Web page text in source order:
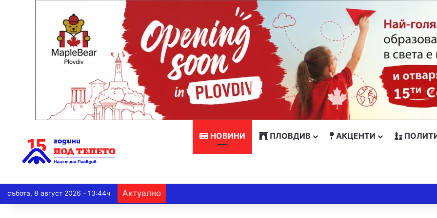
НОВИНИ ПЛОВДИВ АКЦЕНТИ
събота, 8 август 2026 - 13:44ч Актуално